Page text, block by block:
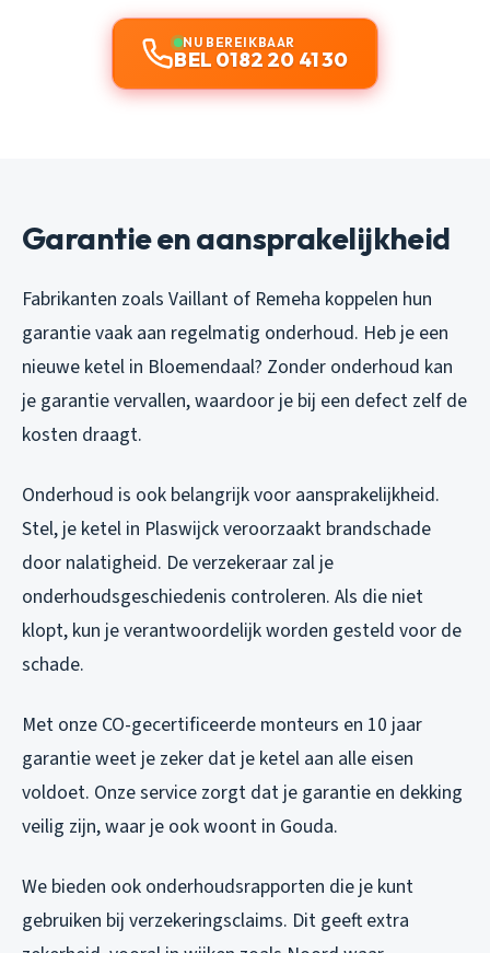
NU BEREIKBAAR
BEL 0182 20 41 30
Garantie en aansprakelijkheid
Fabrikanten zoals Vaillant of Remeha koppelen hun
garantie vaak aan regelmatig onderhoud. Heb je een
nieuwe ketel in Bloemendaal? Zonder onderhoud kan
je garantie vervallen, waardoor je bij een defect zelf de
kosten draagt.
Onderhoud is ook belangrijk voor aansprakelijkheid.
Stel, je ketel in Plaswijck veroorzaakt brandschade
door nalatigheid. De verzekeraar zal je
onderhoudsgeschiedenis controleren. Als die niet
klopt, kun je verantwoordelijk worden gesteld voor de
schade.
Met onze CO-gecertificeerde monteurs en 10 jaar
garantie weet je zeker dat je ketel aan alle eisen
voldoet. Onze service zorgt dat je garantie en dekking
veilig zijn, waar je ook woont in Gouda.
We bieden ook onderhoudsrapporten die je kunt
gebruiken bij verzekeringsclaims. Dit geeft extra